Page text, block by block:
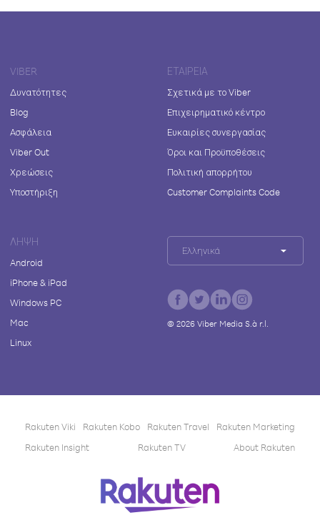
VIBER
Δυνατότητες
Blog
Ασφάλεια
Viber Out
Χρεώσεις
Υποστήριξη
ΕΤΑΙΡΕΊΑ
Σχετικά με το Viber
Επιχειρηματικό κέντρο
Ευκαιρίες συνεργασίας
Όροι και Προϋποθέσεις
Πολιτική απορρήτου
Customer Complaints Code
ΛΉΨΗ
Android
iPhone & iPad
Windows PC
Mac
Linux
Ελληνικά
© 2026Viber Media S.à r.l.
Rakuten Viki Rakuten Kobo Rakuten Travel
Rakuten Marketing
Rakuten Insight
Rakuten TV About Rakuten